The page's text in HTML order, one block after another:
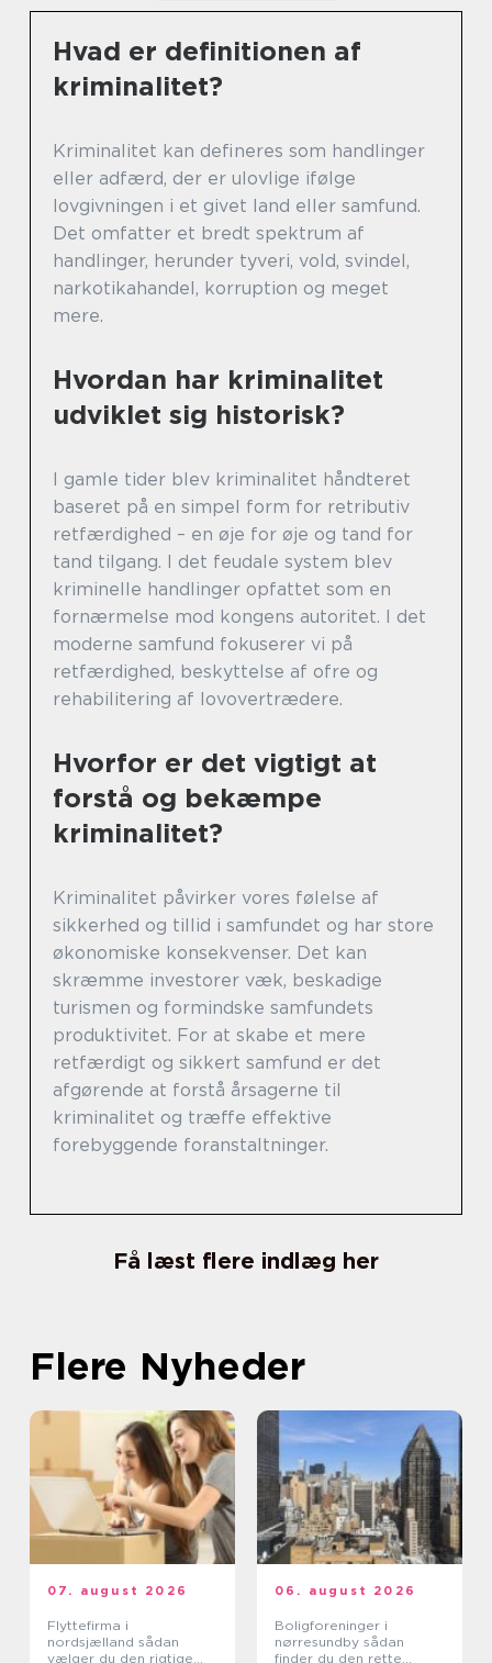
Hvad er definitionen af
kriminalitet?
Kriminalitet kan defineres som handlinger
eller adfærd, der er ulovlige ifølge
lovgivningen i et givet land eller samfund.
Det omfatter et bredt spektrum af
handlinger, herunder tyveri, vold, svindel,
narkotikahandel, korruption og meget
mere.
Hvordan har kriminalitet
udviklet sig historisk?
I gamle tider blev kriminalitet håndteret
baseret på en simpel form for retributiv
retfærdighed – en øje for øje og tand for
tand tilgang. I det feudale system blev
kriminelle handlinger opfattet som en
fornærmelse mod kongens autoritet. I det
moderne samfund fokuserer vi på
retfærdighed, beskyttelse af ofre og
rehabilitering af lovovertrædere.
Hvorfor er det vigtigt at
forstå og bekæmpe
kriminalitet?
Kriminalitet påvirker vores følelse af
sikkerhed og tillid i samfundet og har store
økonomiske konsekvenser. Det kan
skræmme investorer væk, beskadige
turismen og formindske samfundets
produktivitet. For at skabe et mere
retfærdigt og sikkert samfund er det
afgørende at forstå årsagerne til
kriminalitet og træffe effektive
forebyggende foranstaltninger.
Få læst flere indlæg her
Flere Nyheder
07. august 2026
Flyttefirma i
nordsjælland sådan
vælger du den rigtige
06. august 2026
Boligforeninger i
nørresundby sådan
finder du den rette